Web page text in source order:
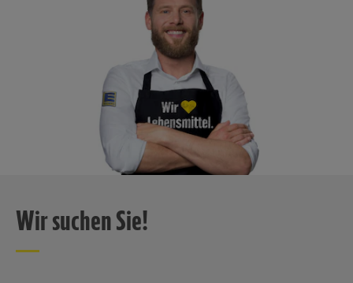
Wir suchen Sie!